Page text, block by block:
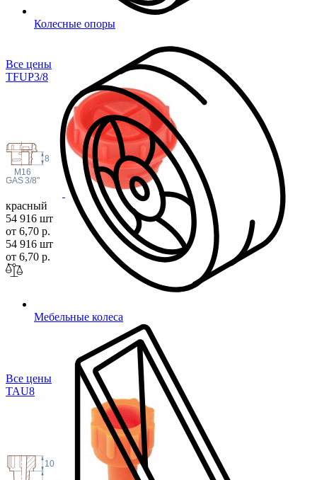
Колесные опоры
Мебельные колеса
Все цены
TFUP3/8
8
GAS3/8"
M16
красный
54 916 шт
от 6,70 р.
54 916 шт
от 6,70 р.
Все цены
TAU8
10